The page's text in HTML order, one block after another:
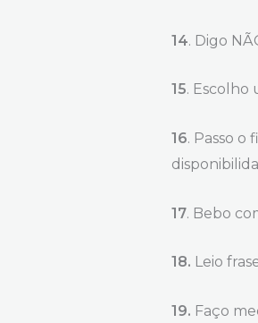
14. Digo
15. Escolho
16. Passo o
17. Bebo
18. Leio
19. Faço